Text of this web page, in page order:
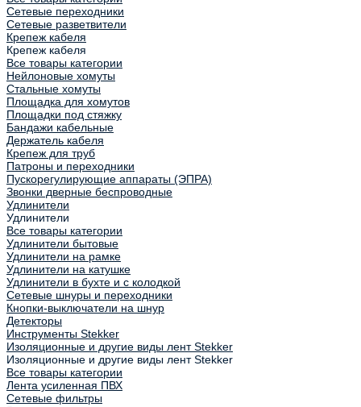
Сетевые переходники
Сетевые разветвители
Крепеж кабеля
Крепеж кабеля
Все товары категории
Нейлоновые хомуты
Стальные хомуты
Площадка для хомутов
Площадки под стяжку
Бандажи кабельные
Держатель кабеля
Крепеж для труб
Патроны и переходники
Пускорегулирующие аппараты (ЭПРА)
Звонки дверные беспроводные
Удлинители
Удлинители
Все товары категории
Удлинители бытовые
Удлинители на рамке
Удлинители на катушке
Удлинители в бухте и с колодкой
Сетевые шнуры и переходники
Кнопки-выключатели на шнур
Детекторы
Инструменты Stekker
Изоляционные и другие виды лент Stekker
Изоляционные и другие виды лент Stekker
Все товары категории
Лента усиленная ПВХ
Сетевые фильтры